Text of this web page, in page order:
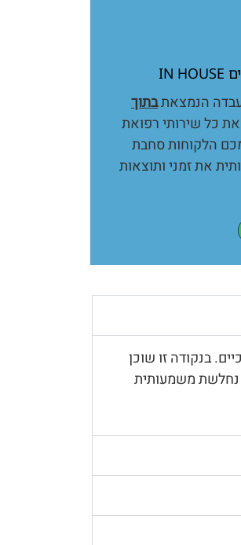
הנמצאתבתוך
כל שירותי רפואת
הלקוחות סחבת
את זמני ותוצאות
בנקודה זו שוכן
נחלשת משמעותית